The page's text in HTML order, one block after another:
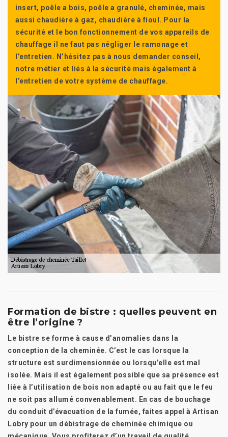
insert, poêle a bois, poêle a granulé, cheminée, mais
aussi chaudière à gaz, chaudière à fioul. Pour la
sécurité et le bon fonctionnement de vos appareils de
chauffage il ne faut pas négliger le ramonage et
l’entretien. N’hésitez pas à nous demander conseil,
notre métier et liés à la sécurité mais également à
l’entretien de votre système de chauffage.
Formation de bistre : quelles peuvent en
être l’origine ?
Le bistre se forme à cause d’anomalies dans la
conception de la cheminée. C’est le cas lorsque la
structure est surdimensionnée ou lorsqu’elle est mal
isolée. Mais il est également possible que sa présence est
liée à l’utilisation de bois non adapté ou au fait que le feu
ne soit pas allumé convenablement. En cas de bouchage
du conduit d’évacuation de la fumée, faites appel à Artisan
Lobry pour un débistrage de cheminée chimique ou